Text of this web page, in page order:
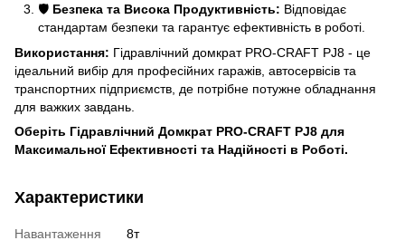
🛡️ Безпека та Висока Продуктивність: Відповідає
стандартам безпеки та гарантує ефективність в роботі.
Використання: Гідравлічний домкрат PRO-CRAFT PJ8 - це
ідеальний вибір для професійних гаражів, автосервісів та
транспортних підприємств, де потрібне потужне обладнання
для важких завдань.
Оберіть Гідравлічний Домкрат PRO-CRAFT PJ8 для
Максимальної Ефективності та Надійності в Роботі.
Характеристики
Навантаження
8т